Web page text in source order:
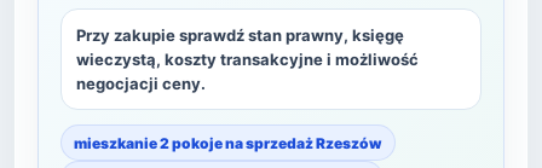
Przy zakupie sprawdź stan prawny, księgę
wieczystą, koszty transakcyjne i możliwość
negocjacji ceny.
mieszkanie 2 pokoje na sprzedaż Rzeszów